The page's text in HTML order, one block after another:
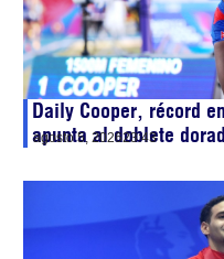
Daily Cooper, récord
apunta al doblete
agosto 5, 202623:43